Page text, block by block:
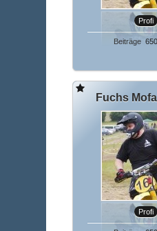
Profi
Beiträge 650
Fuchs
Profi